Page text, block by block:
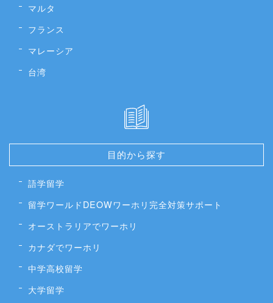
マルタ
フランス
マレーシア
台湾
目的から探す
語学留学
留学ワールドDEOWワーホリ完全対策サポート
オーストラリアでワーホリ
カナダでワーホリ
中学高校留学
大学留学